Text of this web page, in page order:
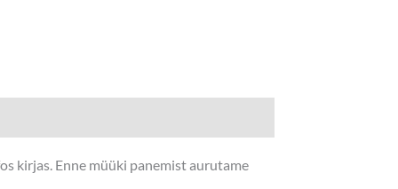
kirjas. Enne müüki panemist aurutame